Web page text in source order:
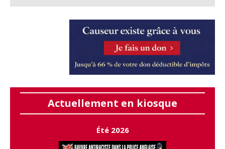
Actuellement en kiosque
Été 2026